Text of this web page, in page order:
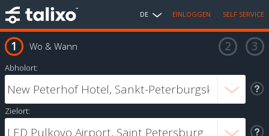
DE EINLOGGEN SELF SERVICE
Wo & Wann
Abholort:
Zielort: